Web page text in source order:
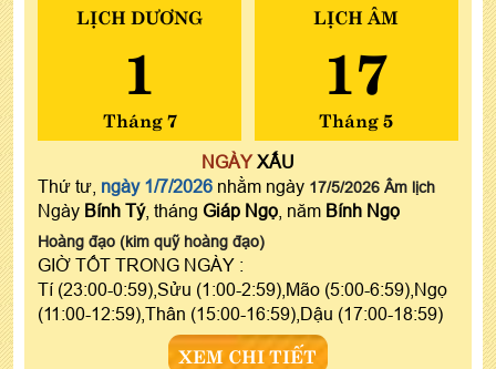
LỊCH DƯƠNG
1
Tháng 7
LỊCH ÂM
17
Tháng 5
NGÀYXẤU
Thứ tư, ngày 1/7/2026 nhằm ngày 17/5/2026 Âm lịch
Ngày Bính Tý, tháng Giáp Ngọ , năm Bính Ngọ
Hoàng đạo (kim quỹ hoàng đạo)
GIỜ TỐT TRONG NGÀY :
Tí (23:00-0:59),Sửu (1:00-2:59),Mão (5:00-6:59),Ngọ
(11:00-12:59),Thân (15:00-16:59),Dậu (17:00-18:59)
XEM CHI TIẾT